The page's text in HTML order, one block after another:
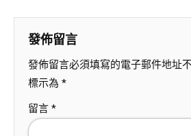
發佈留言
發佈留言必須填寫的電子郵件地址
標示為 *
留言 *